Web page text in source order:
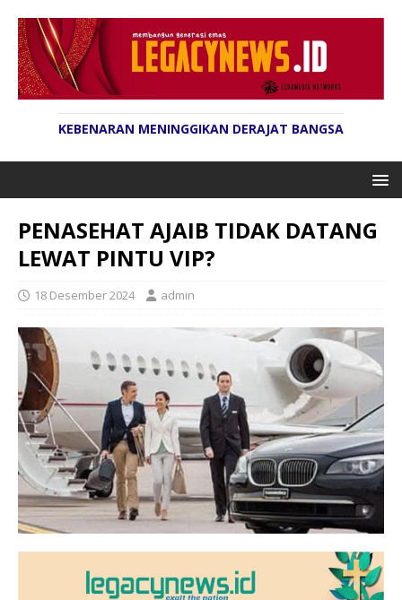
KEBENARAN MENINGGIKAN DERAJAT BANGSA
PENASEHAT AJAIB TIDAK DATANG
LEWAT PINTU VIP?
18 Desember 2024 admin